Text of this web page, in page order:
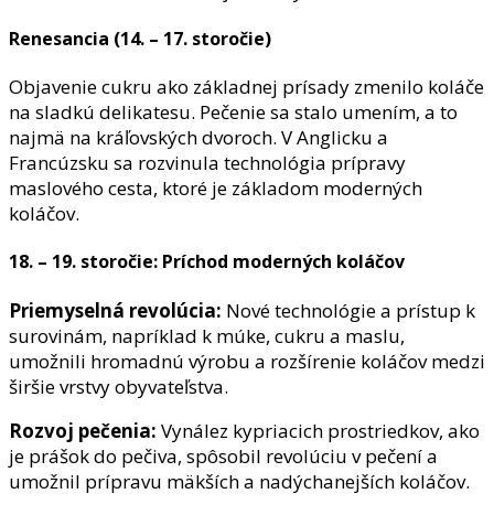
Renesancia (14. – 17. storočie)
Objavenie cukru ako základnej prísady zmenilo koláče
na sladkú delikatesu. Pečenie sa stalo umením, a to
najmä na kráľovských dvoroch. V Anglicku a
Francúzsku sa rozvinula technológia prípravy
maslového cesta, ktoré je základom moderných
koláčov.
18. – 19. storočie: Príchod moderných koláčov
Priemyselná revolúcia: Nové technológie a prístup k
surovinám, napríklad k múke, cukru a maslu,
umožnili hromadnú výrobu a rozšírenie koláčov medzi
širšie vrstvy obyvateľstva.
Rozvoj pečenia: Vynález kypriacich prostriedkov, ako
je prášok do pečiva, spôsobil revolúciu v pečení a
umožnil prípravu mäkších a nadýchanejších koláčov.